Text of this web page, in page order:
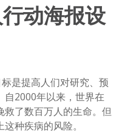
动海报设
是提高人们对研究、预
自2000年以来，世界在
了数百万人的生命。但
种疾病的风险。